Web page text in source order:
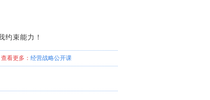
束能力！
查看更多： 经营战略公开课